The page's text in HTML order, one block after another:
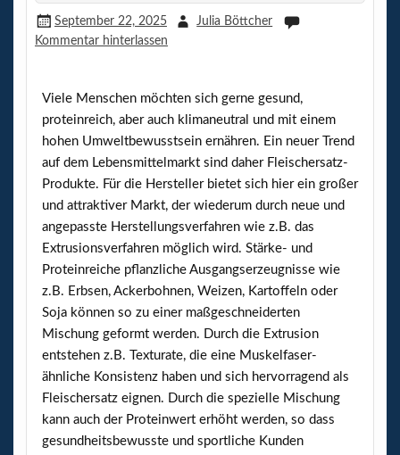
September 22, 2025
Julia Böttcher
Kommentar hinterlassen
Viele Menschen möchten sich gerne gesund,
proteinreich, aber auch klimaneutral und mit einem
hohen Umweltbewusstsein ernähren. Ein neuer Trend
auf dem Lebensmittelmarkt sind daher Fleischersatz-
Produkte. Für die Hersteller bietet sich hier ein großer
und attraktiver Markt, der wiederum durch neue und
angepasste Herstellungsverfahren wie z.B. das
Extrusionsverfahren möglich wird. Stärke- und
Proteinreiche pflanzliche Ausgangserzeugnisse wie
z.B. Erbsen, Ackerbohnen, Weizen, Kartoffeln oder
Soja können so zu einer maßgeschneiderten
Mischung geformt werden. Durch die Extrusion
entstehen z.B. Texturate, die eine Muskelfaser-
ähnliche Konsistenz haben und sich hervorragend als
Fleischersatz eignen. Durch die spezielle Mischung
kann auch der Proteinwert erhöht werden, so dass
gesundheitsbewusste und sportliche Kunden